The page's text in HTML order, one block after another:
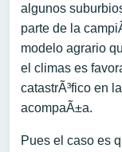
algunos
parte de la
modelo agrario
el climas es
catastrÃ³fico en
acompaÃ±a.
Pues el caso es